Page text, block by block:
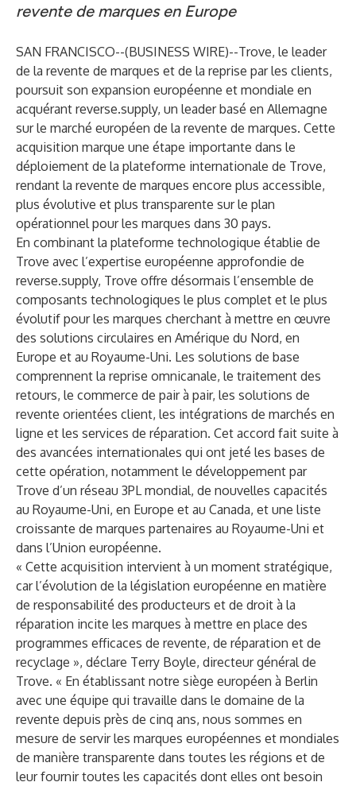
revente de marques en Europe
SAN FRANCISCO--(BUSINESS WIRE)--Trove, le leader
de la revente de marques et de la reprise par les clients,
poursuit son expansion européenne et mondiale en
acquérant reverse.supply, un leader basé en Allemagne
sur le marché européen de la revente de marques. Cette
acquisition marque une étape importante dans le
déploiement de la plateforme internationale de Trove,
rendant la revente de marques encore plus accessible,
plus évolutive et plus transparente sur le plan
opérationnel pour les marques dans 30 pays.
En combinant la plateforme technologique établie de
Trove avec l’expertise européenne approfondie de
reverse.supply, Trove offre désormais l’ensemble de
composants technologiques le plus complet et le plus
évolutif pour les marques cherchant à mettre en œuvre
des solutions circulaires en Amérique du Nord, en
Europe et au Royaume-Uni. Les solutions de base
comprennent la reprise omnicanale, le traitement des
retours, le commerce de pair à pair, les solutions de
revente orientées client, les intégrations de marchés en
ligne et les services de réparation. Cet accord fait suite à
des avancées internationales qui ont jeté les bases de
cette opération, notamment le développement par
Trove d’un réseau 3PL mondial, de nouvelles capacités
au Royaume-Uni, en Europe et au Canada, et une liste
croissante de marques partenaires au Royaume-Uni et
dans l’Union européenne.
« Cette acquisition intervient à un moment stratégique,
car l’évolution de la législation européenne en matière
de responsabilité des producteurs et de droit à la
réparation incite les marques à mettre en place des
programmes efficaces de revente, de réparation et de
recyclage », déclare Terry Boyle, directeur général de
Trove. « En établissant notre siège européen à Berlin
avec une équipe qui travaille dans le domaine de la
revente depuis près de cinq ans, nous sommes en
mesure de servir les marques européennes et mondiales
de manière transparente dans toutes les régions et de
leur fournir toutes les capacités dont elles ont besoin